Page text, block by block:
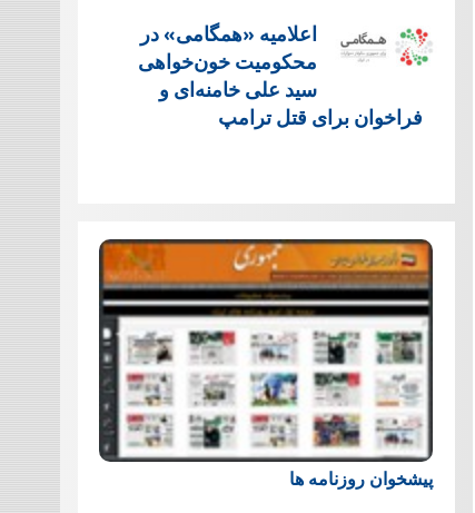
اعلامیه «همگامی» در
محکومیت خون‌خواهی
سید علی خامنه‌ای و
فراخوان برای قتل ترامپ
پیشخوان روزنامه ها